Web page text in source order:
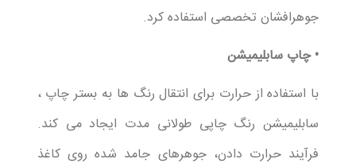
جوهرافشان تخصصی استفاده کرد.
• چاپ سابلیمیشن
با استفاده از حرارت برای انتقال رنگ ها به بستر چاپ ،
سابلیمیشن رنگ چاپی طولانی مدت ایجاد می کند.
فرآیند حرارت دادن، جوهرهای جامد شده روی کاغذ